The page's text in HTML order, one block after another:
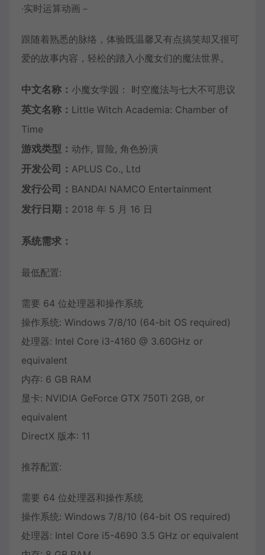
‧实时运算动画－
跟随着熟悉的脉络，体验既温馨又有点搞笑却又很可
爱的故事内容，轻松的踏入小魔女们的魔法世界。
中文名称： 小魔女学园： 时空魔法与七大不可思议
英文名称： Little Witch Academia: Chamber of
Time
游戏类型： 动作, 冒险, 角色扮演
开发公司： APLUS Co., Ltd
发行公司： BANDAI NAMCO Entertainment
发行日期： 2018 年 5 月 16 日
系统需求：
最低配置:
需要 64 位处理器和操作系统
操作系统: Windows 7/8/10 (64-bit OS required)
处理器: Intel Core i3-4160 @ 3.60GHz or
equivalent
内存: 6 GB RAM
显卡: NVIDIA GeForce GTX 750Ti 2GB, or
equivalent
DirectX 版本: 11
推荐配置:
需要 64 位处理器和操作系统
操作系统: Windows 7/8/10 (64-bit OS required)
处理器: Intel Core i5-4690 3.5 GHz or equivalent